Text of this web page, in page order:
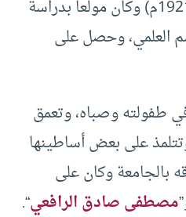
الثانوية سنة (1340هـ = 1921م) وكان مولعا بدراسة
العلمي، وحصل على
طفولته وصباه، وتعمق
وتتلمذ على بعض أساطينها
بالجامعة وكان على
مصطفى صادق الرافعي“.